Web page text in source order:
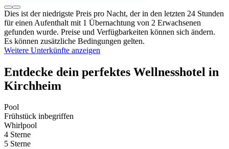
Dies ist der niedrigste Preis pro Nacht, der in den letzten 24 Stunden
für einen Aufenthalt mit 1 Übernachtung von 2 Erwachsenen
gefunden wurde. Preise und Verfügbarkeiten können sich ändern.
Es können zusätzliche Bedingungen gelten.
Weitere Unterkünfte anzeigen
Entdecke dein perfektes Wellnesshotel in
Kirchheim
Pool
Frühstück inbegriffen
Whirlpool
4 Sterne
5 Sterne